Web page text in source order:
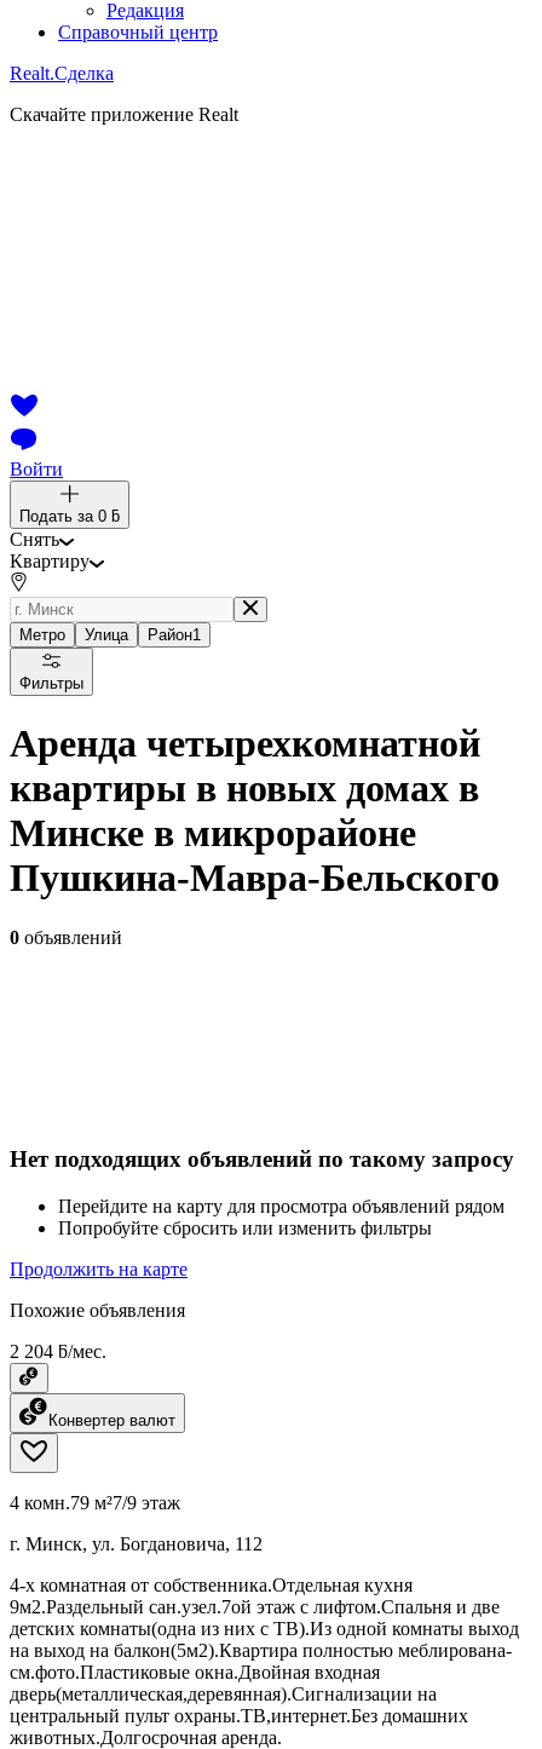
Редакция
Справочный центр
Realt.Сделка
Скачайте приложение Realt
Войти
Подать за 0 ƃ
Снять
Квартиру
Метро Улица Район1
Фильтры
Аренда четырехкомнатной
квартиры в новых домах в
Минске в микрорайоне
Пушкина-Мавра-Бельского
0 объявлений
Нет подходящих объявлений по такому запросу
Перейдите на карту для просмотра объявлений рядом
Попробуйте сбросить или изменить фильтры
Продолжить на карте
Похожие объявления
2 204 ƃ/мес.
Конвертер валют
4 комн.79 м²7/9 этаж
г. Минск, ул. Богдановича, 112
4-х комнатная от собственника.Отдельная кухня
9м2.Раздельный сан.узел.7ой этаж с лифтом.Спальня и две
детских комнаты(одна из них с ТВ).Из одной комнаты выход
на выход на балкон(5м2).Квартира полностью меблирована-
см.фото.Пластиковые окна.Двойная входная
дверь(металлическая,деревянная).Сигнализации на
центральный пульт охраны.ТВ,интернет.Без домашних
животных.Долгосрочная аренда.